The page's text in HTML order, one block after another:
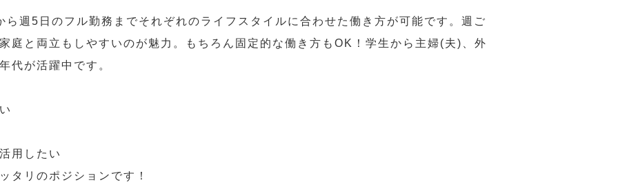
週5日のフル勤務までそれぞれのライフスタイルに合わせた働き方が可能です。週ご
庭と両立もしやすいのが魅力。もちろん固定的な働き方もOK！学生から主婦(夫)、外
代が活躍中です。
用したい
タリのポジションです！